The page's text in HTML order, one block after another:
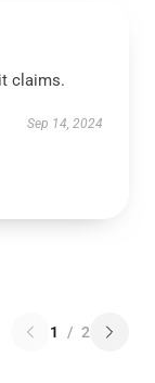
claims.
Sep 14, 2024
1 / 2